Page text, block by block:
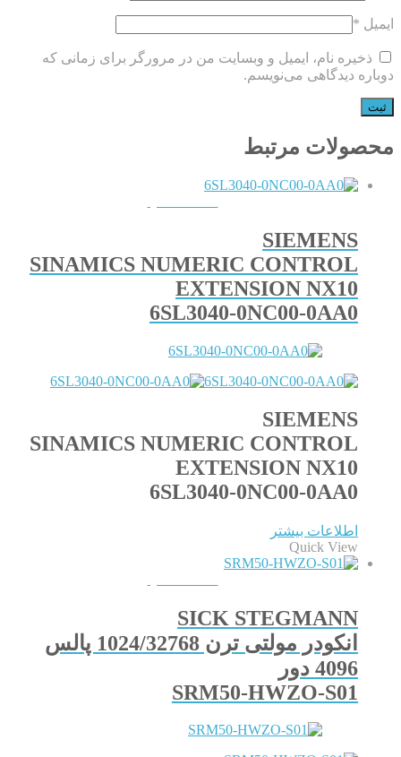
ایمیل *
ذخیره نام، ایمیل و وبسایت من در مرورگر برای زمانی که
دوباره دیدگاهی می‌نویسم.
محصولات مرتبط
SIEMENS
SINAMICS NUMERIC CONTROL
EXTENSION NX10
6SL3040-0NC00-0AA0
SIEMENS
SINAMICS NUMERIC CONTROL
EXTENSION NX10
6SL3040-0NC00-0AA0
اطلاعات بیشتر
Quick View
SICK STEGMANN
انکودر مولتی ترن 1024/32768 پالس
4096 دور
SRM50-HWZO-S01